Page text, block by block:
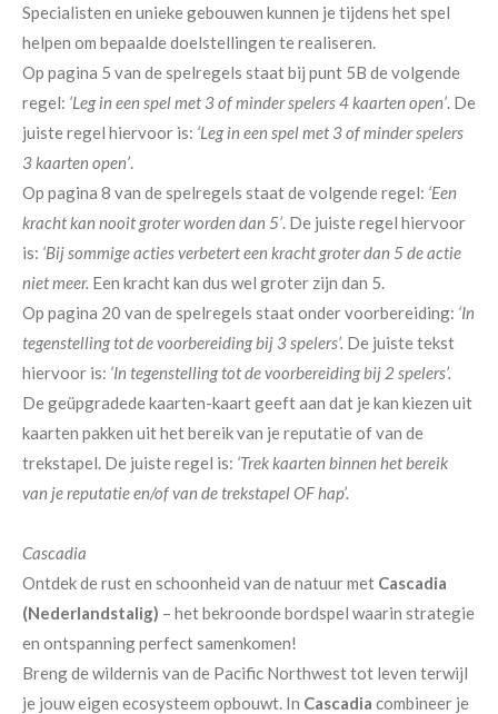
Specialisten en unieke gebouwen kunnen je tijdens het spel
helpen om bepaalde doelstellingen te realiseren.
Op pagina 5 van de spelregels staat bij punt 5B de volgende
regel: ‘Leg in een spel met 3 of minder spelers 4 kaarten open’. De
juiste regel hiervoor is: ‘Leg in een spel met 3 of minder spelers
3 kaarten open’.
Op pagina 8 van de spelregels staat de volgende regel: ‘Een
kracht kan nooit groter worden dan 5’. De juiste regel hiervoor
is: ‘Bij sommige acties verbetert een kracht groter dan 5 de actie
niet meer. Een kracht kan dus wel groter zijn dan 5.
Op pagina 20 van de spelregels staat onder voorbereiding: ‘In
tegenstelling tot de voorbereiding bij 3 spelers’. De juiste tekst
hiervoor is: ‘In tegenstelling tot de voorbereiding bij 2 spelers’.
De geüpgradede kaarten-kaart geeft aan dat je kan kiezen uit
kaarten pakken uit het bereik van je reputatie of van de
trekstapel. De juiste regel is: ‘Trek kaarten binnen het bereik
van je reputatie en/of van de trekstapel OF hap’.
Cascadia
Ontdek de rust en schoonheid van de natuur met Cascadia
(Nederlandstalig) – het bekroonde bordspel waarin strategie
en ontspanning perfect samenkomen!
Breng de wildernis van de Pacific Northwest tot leven terwijl
je jouw eigen ecosysteem opbouwt. In Cascadia combineer je